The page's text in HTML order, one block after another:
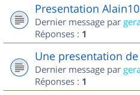
Presentation Alain10
Dernier message par
Réponses : 1
Une presentation
Dernier message par
Réponses : 1